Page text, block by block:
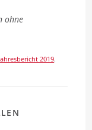
ohne
2019.